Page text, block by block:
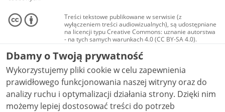
Treści tekstowe publikowane w serwisie (z
wyłączeniem treści audiowizualnych), są udostępniane
na licencji typu Creative Commons: uznanie autorstwa
- na tych samych warunkach 4.0 (CC BY-SA 4.0).
Materiały audiowizualne, w tym zdjęcia, materiały
audio i wideo, są udostępniane na licencji typu
Creative Commons: uznanie autorstwa użycie
niekomercyjne - bez utworów zależnych 4.0 (CC BY-
NC-ND 4.0), o ile nie jest to stwierdzone inaczej.
Dbamy o Twoją prywatność
Wykorzystujemy pliki cookie w celu zapewnienia
prawidłowego funkcjonowania naszej witryny oraz do
analizy ruchu i optymalizacji działania strony. Dzięki nim
możemy lepiej dostosować treści do potrzeb